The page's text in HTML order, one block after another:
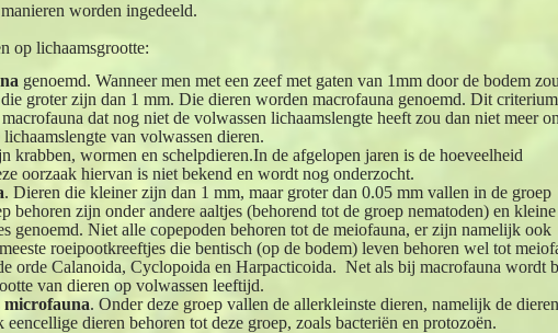
worden ingedeeld.
op lichaamsgrootte:
genoemd. Wanneer men met een zeef met gaten van 1mm door de bodem zou
groter zijn dan 1 mm. Die dieren worden macrofauna genoemd. Dit
dat nog niet de volwassen lichaamslengte heeft zou dan niet meer
van volwassen dieren.
krabben, wormen en schelpdieren.In de afgelopen jaren is de hoeveelheid
oorzaak hiervan is niet bekend en wordt nog onderzocht.
. Dieren die kleiner zijn dan 1 mm, maar groter dan 0.05 mm vallen in de groep
behoren zijn onder andere aaltjes (behorend tot de groep nematoden) en kleine
genoemd. Niet alle copepoden behoren tot de meiofauna, er zijn namelijk ook
roeipootkreeftjes die bentisch (op de bodem) leven behoren wel tot
orde Calanoida, Cyclopoida en Harpacticoida. Net als bij macrofauna wordt
van dieren op volwassen leeftijd.
microfauna. Onder deze groep vallen de allerkleinste dieren, namelijk de
dieren behoren tot deze groep, zoals bacteriën en protozoën.